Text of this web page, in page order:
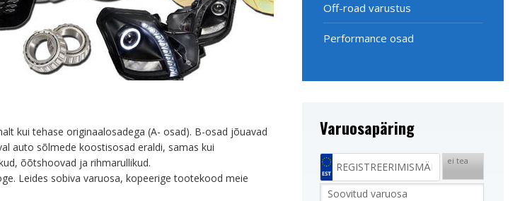
kui tehase originaalosadega (A- osad). B-osad jõuavad
auto sõlmede koostisosad eraldi, samas kui
õõtshoovad ja rihmarullikud.
Leides sobiva varuosa, kopeerige tootekood meie
Off-road varustus
Performance osad
Varuosapäring
ei tea